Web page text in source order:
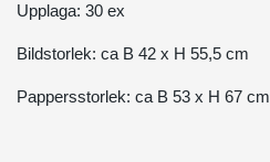
Upplaga: 30 ex
Bildstorlek: ca B 42 x H 55,5 cm
Pappersstorlek: ca B 53 x H 67 cm